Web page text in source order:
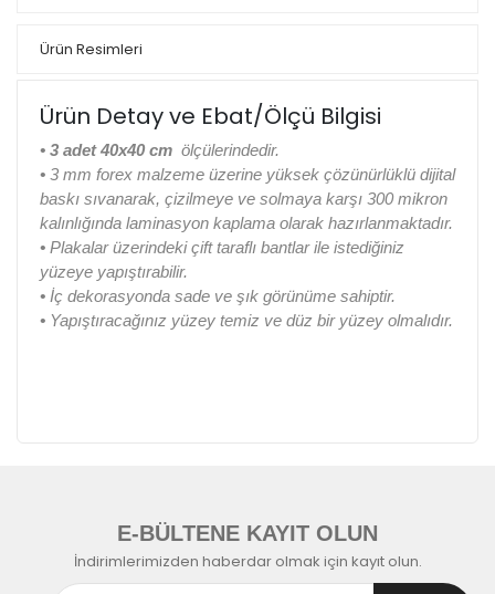
Ürün Resimleri
Ürün Detay ve Ebat/Ölçü Bilgisi
• 3 adet 40x40 cm ölçülerindedir.
• 3 mm forex malzeme üzerine yüksek çözünürlüklü dijital
baskı sıvanarak, çizilmeye ve solmaya karşı 300 mikron
kalınlığında laminasyon kaplama olarak hazırlanmaktadır.
• Plakalar üzerindeki çift taraflı bantlar ile istediğiniz
yüzeye yapıştırabilir.
• İç dekorasyonda sade ve şık görünüme sahiptir.
• Yapıştıracağınız yüzey temiz ve düz bir yüzey olmalıdır.
E-BÜLTENE KAYIT OLUN
İndirimlerimizden haberdar olmak için kayıt olun.